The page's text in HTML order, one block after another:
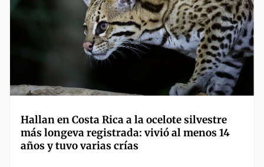
Hallan en Costa Rica a la ocelote silvestre
más longeva registrada: vivió al menos 14
años y tuvo varias crías